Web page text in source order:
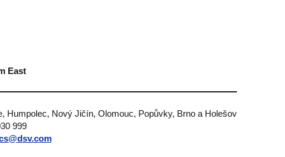
East
Humpolec, Nový Jičín, Olomouc, Popůvky, Brno a Holešov
999